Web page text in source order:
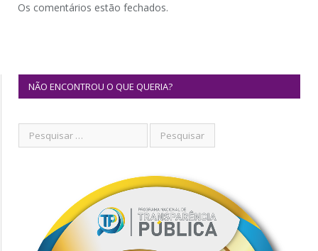
Os comentários estão fechados.
NÃO ENCONTROU O QUE QUERIA?